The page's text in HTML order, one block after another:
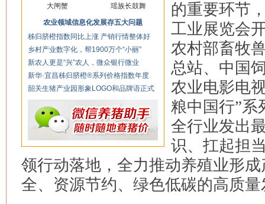
大闸蟹
瑶族长鼓舞
农业领域信息化发展存五大问题
秭归脐橙指数同比上涨 产销行情整体好
乡村产业数字化，帮1900万个“小丽”
新农人更是“兴”农人，微众银行微业
新华·宜昌秭归脐橙®系列价格指数年度
韶关生猪产业园形象LOGO和品牌语正式
的重要环节
工业展览会
农村部畜牧
总站、中国
农业电影电
粮中国行”系
全行业发出
识、扛起担
领行动落地，全力推动养殖业形
全、资源节约、绿色低碳的高质